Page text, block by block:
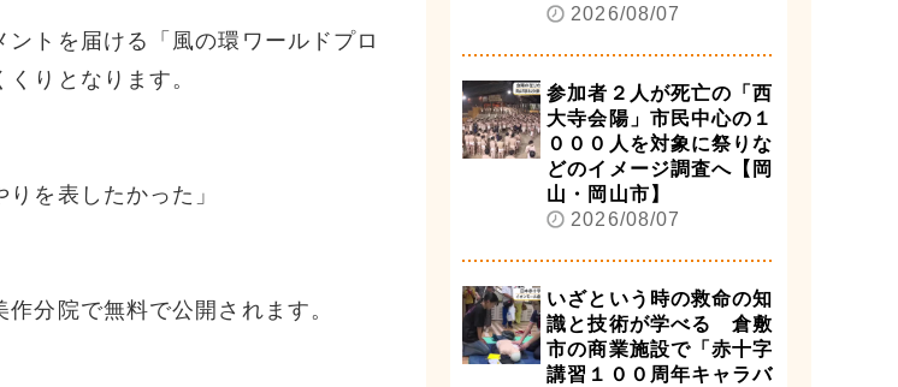
トを届ける「風の環ワールドプロ
りとなります。
を表したかった」
分院で無料で公開されます。
2026/08/07
参加者２人が死亡の「西
大寺会陽」市民中心の１
０００人を対象に祭りな
どのイメージ調査へ【岡
山・岡山市】
2026/08/07
いざという時の救命の知
識と技術が学べる 倉敷
市の商業施設で「赤十字
講習１００周年キャラバ